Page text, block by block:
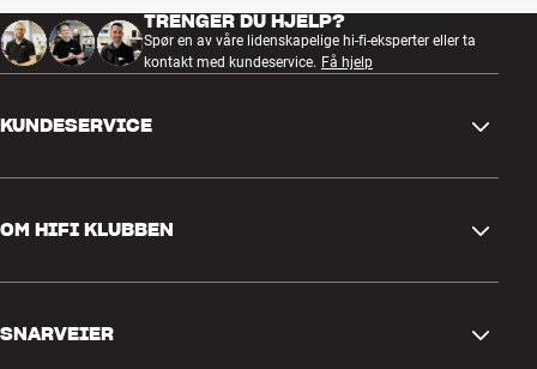
TRENGER DU HJELP?
Spør en av våre lidenskapelige hi-fi-eksperter eller ta
kontakt med kundeservice. Få hjelp
KUNDESERVICE
Spørsmål og svar
Retur og reklamasjon
Angre på bestilling
OM HIFI KLUBBEN
Om oss
SNARVEIER